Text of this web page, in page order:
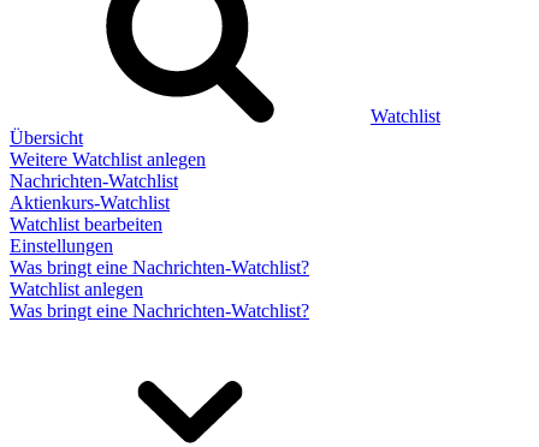
Watchlist
Übersicht
Weitere Watchlist anlegen
Nachrichten-Watchlist
Aktienkurs-Watchlist
Watchlist bearbeiten
Einstellungen
Was bringt eine Nachrichten-Watchlist?
Watchlist anlegen
Was bringt eine Nachrichten-Watchlist?